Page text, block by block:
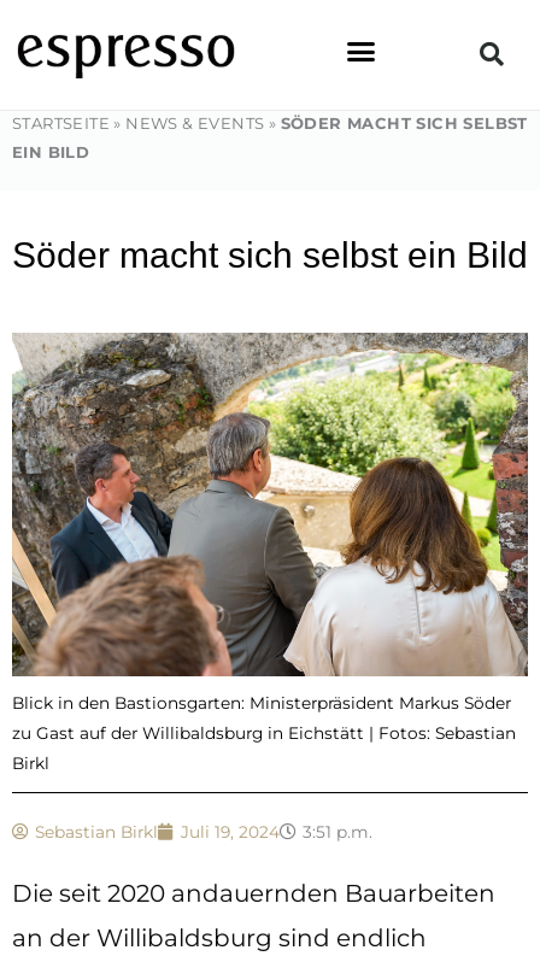
Inhalt
springen
STARTSEITE » NEWS & EVENTS » SÖDER MACHT SICH SELBST
EIN BILD
Söder macht sich selbst ein Bild
Blick in den Bastionsgarten: Ministerpräsident Markus Söder
zu Gast auf der Willibaldsburg in Eichstätt | Fotos: Sebastian
Birkl
Sebastian Birkl Juli 19, 2024 3:51 p.m.
Die seit 2020 andauernden Bauarbeiten
an der Willibaldsburg sind endlich